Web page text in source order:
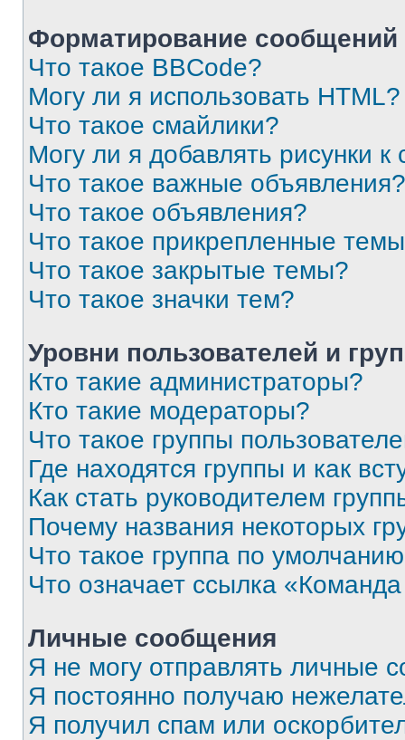
Форматирование
Что такое BBCode?
Могу ли я использовать HTML?
Что такое смайлики?
Могу ли я добавлять рисунки
Что такое важные объявления?
Что такое объявления?
Что такое прикрепленные
Что такое закрытые темы?
Что такое значки тем?
Уровни пользователей и
Кто такие администраторы?
Кто такие модераторы?
Что такое группы
Где находятся группы и как
Как стать руководителем
Почему названия некоторых
Что такое группа по
Что означает ссылка
Личные сообщения
Я не могу отправлять личные
Я постоянно получаю
Я получил спам или